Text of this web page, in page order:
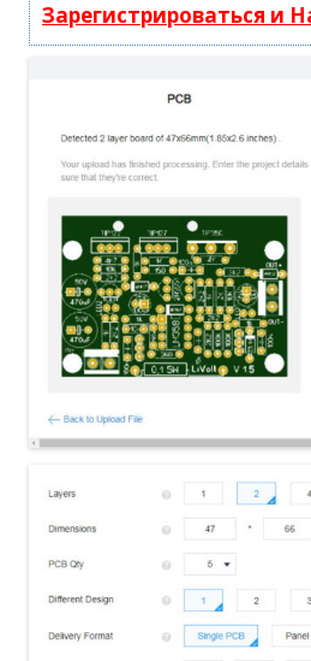
Зарегистрироваться и